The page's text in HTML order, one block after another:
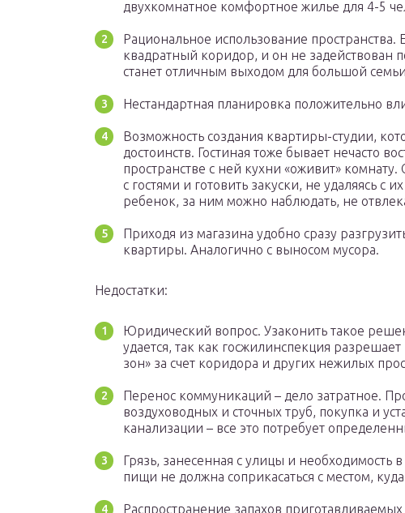
двухкомнатное комфортное жилье для 4-5
Рациональное использование
квадратный коридор, и он не задействован
станет отличным выходом для большой
Нестандартная планировка положительно
Возможность создания квартиры-студии,
достоинств. Гостиная тоже бывает нечасто
пространстве с ней кухни «оживит»
с гостями и готовить закуски, не удаляясь с
ребенок, за ним можно наблюдать, не
Приходя из магазина удобно сразу
квартиры. Аналогично с выносом мусора.
Недостатки:
Юридический вопрос. Узаконить такое
удается, так как госжилинспекция
зон» за счет коридора и других нежилых
Перенос коммуникаций – дело затратное.
воздуховодных и сточных труб, покупка и
канализации – все это потребует
Грязь, занесенная с улицы и необходимость
пищи не должна соприкасаться с местом,
Распространение запахов